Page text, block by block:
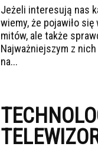
Jeżeli interesują nas
wiemy, że pojawiło
mitów, ale także
Najważniejszym z
na...